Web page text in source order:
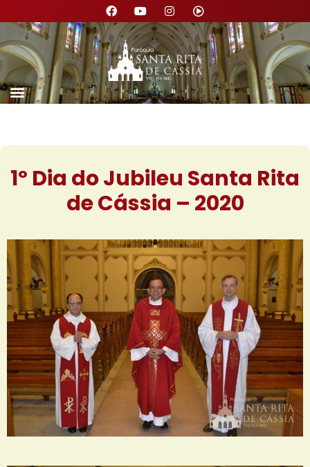
1º Dia do Jubileu Santa Rita
de Cássia – 2020